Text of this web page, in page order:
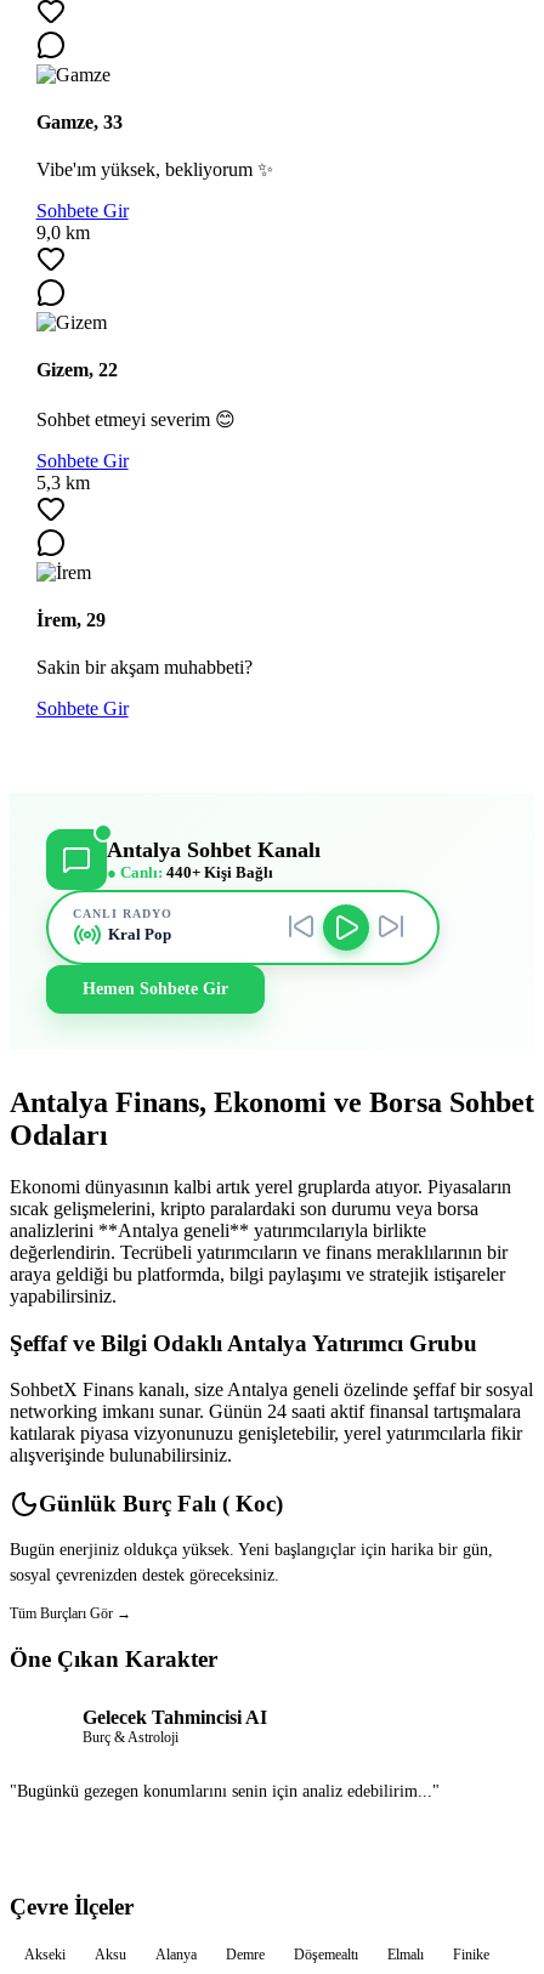
Gamze, 33
Vibe'ım yüksek, bekliyorum ✨
Sohbete Gir
9,0 km
Gizem, 22
Sohbet etmeyi severim 😊
Sohbete Gir
5,3 km
İrem, 29
Sakin bir akşam muhabbeti?
Sohbete Gir
Antalya Sohbet Kanalı
● Canlı: 440+ Kişi Bağlı
CANLI RADYO
Kral Pop
Hemen Sohbete Gir
Antalya Finans, Ekonomi ve Borsa Sohbet
Odaları
Ekonomi dünyasının kalbi artık yerel gruplarda atıyor. Piyasaların
sıcak gelişmelerini, kripto paralardaki son durumu veya borsa
analizlerini **Antalya geneli** yatırımcılarıyla birlikte
değerlendirin. Tecrübeli yatırımcıların ve finans meraklılarının bir
araya geldiği bu platformda, bilgi paylaşımı ve stratejik istişareler
yapabilirsiniz.
Şeffaf ve Bilgi Odaklı Antalya Yatırımcı Grubu
SohbetX Finans kanalı, size Antalya geneli özelinde şeffaf bir sosyal
networking imkanı sunar. Günün 24 saati aktif finansal tartışmalara
katılarak piyasa vizyonunuzu genişletebilir, yerel yatırımcılarla fikir
alışverişinde bulunabilirsiniz.
Günlük Burç Falı ( Koc)
Bugün enerjiniz oldukça yüksek. Yeni başlangıçlar için harika bir gün,
sosyal çevrenizden destek göreceksiniz.
Tüm Burçları Gör →
Öne Çıkan Karakter
Gelecek Tahmincisi AI
Burç & Astroloji
"Bugünkü gezegen konumlarını senin için analiz edebilirim..."
Çevre İlçeler
Akseki Aksu Alanya Demre Döşemealtı Elmalı Finike